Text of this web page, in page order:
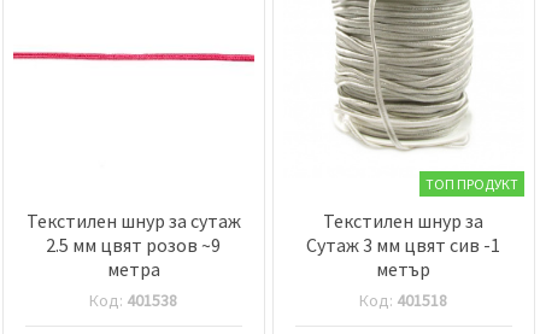
на
Текстилен шнур за сутаж
2.5 мм цвят розов ~9
метра
Код: 401538
ТОП ПРОДУКТ
Текстилен шнур за
Сутаж 3 мм цвят сив -1
метър
Код: 401518